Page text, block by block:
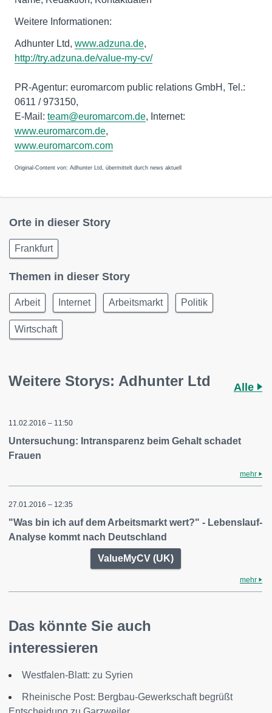
Weitere Informationen:
Adhunter Ltd, www.adzuna.de,
http://try.adzuna.de/value-my-cv/
PR-Agentur: euromarcom public relations GmbH, Tel.:
0611 / 973150,
E-Mail: team@euromarcom.de, Internet:
www.euromarcom.de,
www.euromarcom.com
Original-Content von: Adhunter Ltd, übermittelt durch news aktuell
Orte in dieser Story
Frankfurt
Themen in dieser Story
Arbeit Internet Arbeitsmarkt Politik
Wirtschaft
Weitere Storys: Adhunter Ltd Alle
11.02.2016 – 11:50
Untersuchung: Intransparenz beim Gehalt schadet
Frauen
mehr
27.01.2016 – 12:35
"Was bin ich auf dem Arbeitsmarkt wert?" - Lebenslauf-
Analyse kommt nach Deutschland
ValueMyCV (UK)
mehr
Das könnte Sie auch
interessieren
Westfalen-Blatt: zu Syrien
Rheinische Post: Bergbau-Gewerkschaft begrüßt